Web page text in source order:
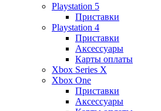
Playstation 5
Приставки
Playstation 4
Приставки
Аксессуары
Карты оплаты
Xbox Series X
Xbox One
Приставки
Аксессуары